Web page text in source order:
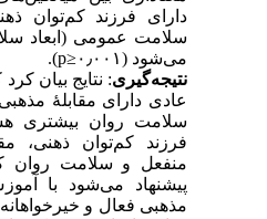
دارای فرزند کم‌توان
سلامت عمومی (ابعاد
می‌شود (۰٫۰۰۱≤p).
نتیجه‌گیری: نتایج بیان کرد
عادی دارای مقابله‌ٔ مذهبی
سلامت روان بیشتری
فرزند کم‌توان ذهنی،
منفعل و سلامت روان
پیشنهاد می‌شود با
مذهبی فعال و